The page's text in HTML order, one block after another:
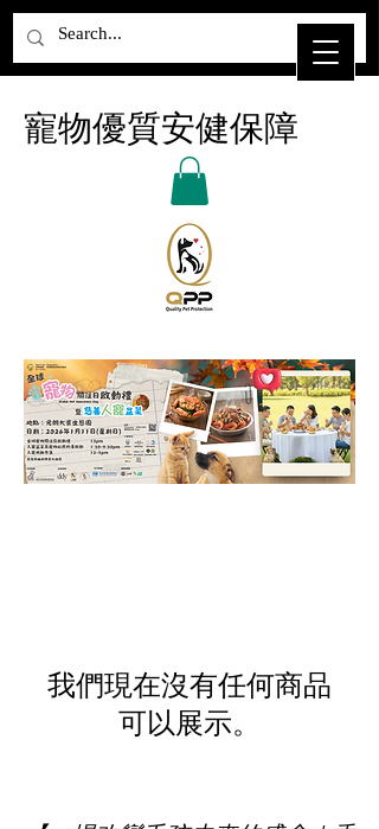
​寵物優質安健保障
我們現在沒有任何商品
可以展示。